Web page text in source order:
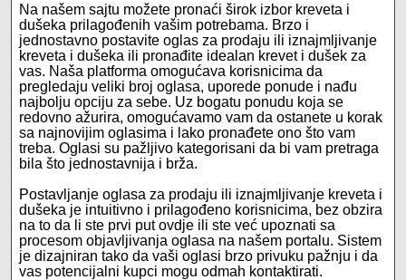
Na našem sajtu možete pronaći širok izbor kreveta i
dušeka prilagođenih vašim potrebama. Brzo i
jednostavno postavite oglas za prodaju ili iznajmljivanje
kreveta i dušeka ili pronađite idealan krevet i dušek za
vas. Naša platforma omogućava korisnicima da
pregledaju veliki broj oglasa, uporede ponude i nađu
najbolju opciju za sebe. Uz bogatu ponudu koja se
redovno ažurira, omogućavamo vam da ostanete u korak
sa najnovijim oglasima i lako pronađete ono što vam
treba. Oglasi su pažljivo kategorisani da bi vam pretraga
bila što jednostavnija i brža.
Postavljanje oglasa za prodaju ili iznajmljivanje kreveta i
dušeka je intuitivno i prilagođeno korisnicima, bez obzira
na to da li ste prvi put ovdje ili ste već upoznati sa
procesom objavljivanja oglasa na našem portalu. Sistem
je dizajniran tako da vaši oglasi brzo privuku pažnju i da
vas potencijalni kupci mogu odmah kontaktirati.